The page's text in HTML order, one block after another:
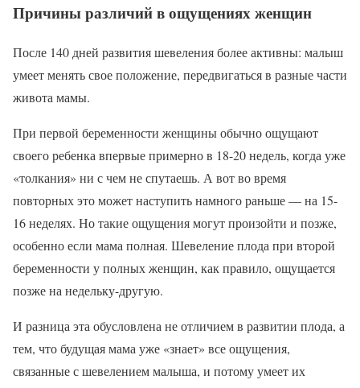
Причины различий в ощущениях женщин
После 140 дней развития шевеления более активны: малыш
умеет менять свое положение, передвигаться в разные части
живота мамы.
При первой беременности женщины обычно ощущают
своего ребенка впервые примерно в 18-20 недель, когда уже
«толкания» ни с чем не спутаешь. А вот во время
повторных это может наступить намного раньше — на 15-
16 неделях. Но такие ощущения могут произойти и позже,
особенно если мама полная. Шевеление плода при второй
беременности у полных женщин, как правило, ощущается
позже на недельку-другую.
И разница эта обусловлена не отличием в развитии плода, а
тем, что будущая мама уже «знает» все ощущения,
связанные с шевелением малыша, и потому умеет их